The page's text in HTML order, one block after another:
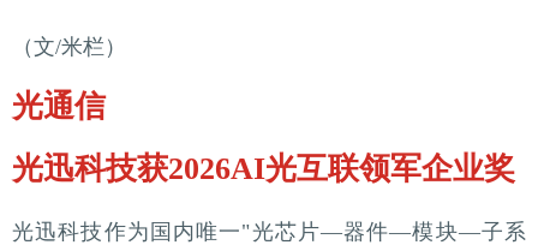
（文/米栏）
光通信
光迅科技获2026AI光互联领军企业奖
光迅科技作为国内唯一"光芯片—器件—模块—子系